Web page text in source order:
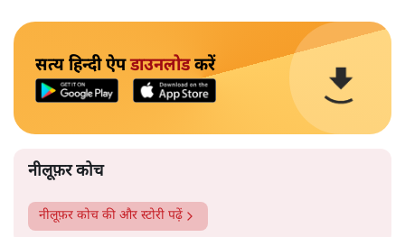
सत्य हिन्दी ऐपडाउनलोडकरें
नीलूफ़र कोच
नीलूफ़र कोच की और स्टोरी पढ़ें